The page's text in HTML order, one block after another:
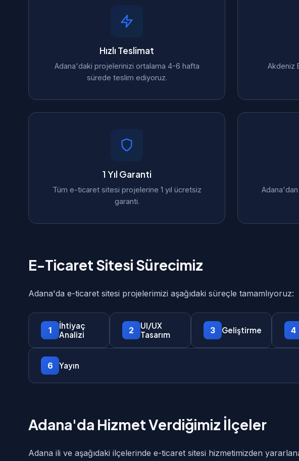
Hızlı Teslimat
Adana'daki projelerinizi ortalama 4-6 hafta
sürede teslim ediyoruz.
Akdeniz
1 Yıl Garanti
Tüm e-ticaret sitesi projelerine 1 yıl ücretsiz
garanti.
Adana'dan
E-Ticaret Sitesi Sürecimiz
Adana'da e-ticaret sitesi projelerimizi aşağıdaki süreçle tamamlıyoruz:
1
İhtiyaç
Analizi
2
UI/UX
Tasarım
3 Geliştirme 4
6 Yayın
Adana'da Hizmet Verdiğimiz İlçeler
Adana ili ve aşağıdaki ilçelerinde e-ticaret sitesi hizmetimizden